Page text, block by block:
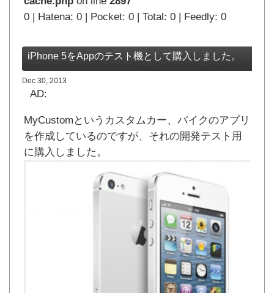
0 | Hatena: 0 | Pocket: 0 | Total: 0 | Feedly: 0
iPhone 5をAppのテスト機として購入しました。
Dec 30, 2013
AD:
MyCustomというカスタムカー、バイクのアプリ
を作成しているのですが、それの開発テスト用
に購入しました。